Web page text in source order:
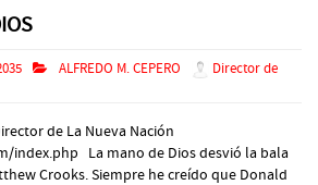
ALFREDO M. CEPERO
Director de
de La Nueva Nación
index.php La mano de Dios desvió la bala
Crooks. Siempre he creído que Donald